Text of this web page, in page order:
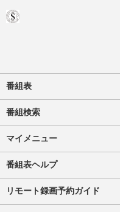
番組表
番組検索
マイメニュー
番組表ヘルプ
リモート録画予約ガイド